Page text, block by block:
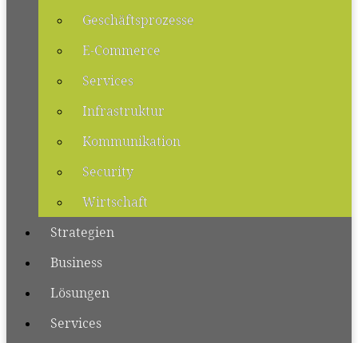
Geschäftsprozesse
E-Commerce
Services
Infrastruktur
Kommunikation
Security
Wirtschaft
Strategien
Business
Lösungen
Services